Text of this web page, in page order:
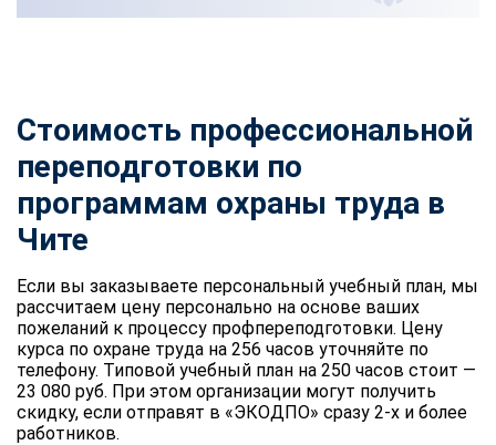
Стоимость профессиональной
переподготовки по
программам охраны труда в
Чите
Если вы заказываете персональный учебный план, мы
рассчитаем цену персонально на основе ваших
пожеланий к процессу профпереподготовки. Цену
курса по охране труда на 256 часов уточняйте по
телефону. Типовой учебный план на 250 часов стоит —
23 080 руб. При этом организации могут получить
скидку, если отправят в «ЭКОДПО» сразу 2-х и более
работников.